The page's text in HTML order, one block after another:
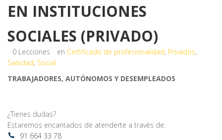
EN INSTITUCIONES
SOCIALES (PRIVADO)
0 Lecciones en Certificado de profesionalidad, Privados,
Sanidad, Social
TRABAJADORES, AUTÓNOMOS Y DESEMPLEADOS
¿Tienes dudas?
Estaremos encantados de atenderte a través de:
91 664 33 78